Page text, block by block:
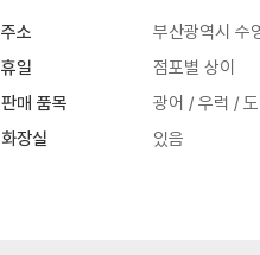
주소
부산광역시 수
휴일
점포별 상이
판매 품목
광어 / 우럭 /
화장실
있음